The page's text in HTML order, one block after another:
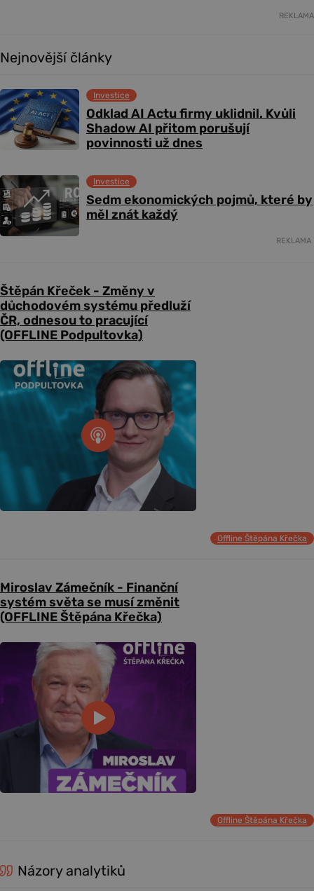
REKLAMA
Nejnovější články
Odklad AI Actu firmy uklidnil. Kvůli
Shadow AI přitom porušují
povinnosti už dnes
Investice
Sedm ekonomických pojmů, které by
měl znát každý
Investice
REKLAMA
Štěpán Křeček - Změny v
důchodovém systému předluží
ČR, odnesou to pracující
(OFFLINE Podpultovka)
Offline Štěpána Křečka
Miroslav Zámečník - Finanční
systém světa se musí změnit
(OFFLINE Štěpána Křečka)
Offline Štěpána Křečka
Názory analytiků